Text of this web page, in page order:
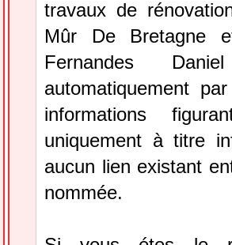
travaux de
Mûr De Bretagne
Fernandes
automatiquement
informations
uniquement à titre
aucun lien existant
nommée.